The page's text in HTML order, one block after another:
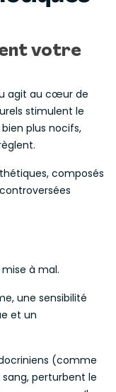
votre
agit au cœur de
stimulent le
plus nocifs,
composés
à mal.
une sensibilité
et un
(comme
perturbent le